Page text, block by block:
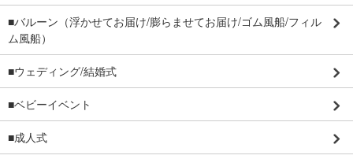
■バルーン（浮かせてお届け/膨らませてお届け/ゴム風船/フィル
ム風船）
■ウェディング/結婚式
■ベビーイベント
■成人式